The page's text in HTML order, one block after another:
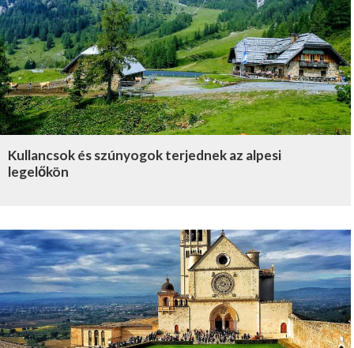
Kullancsok és szúnyogok terjednek az alpesi
legelőkön